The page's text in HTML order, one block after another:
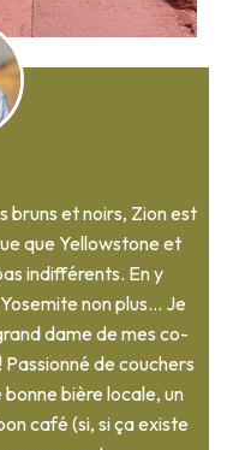
bruns et noirs, Zion est
que Yellowstone et
indifférents. En y
non plus… Je
dame de mes co-
de couchers
bière locale, un
café (si, si ça existe